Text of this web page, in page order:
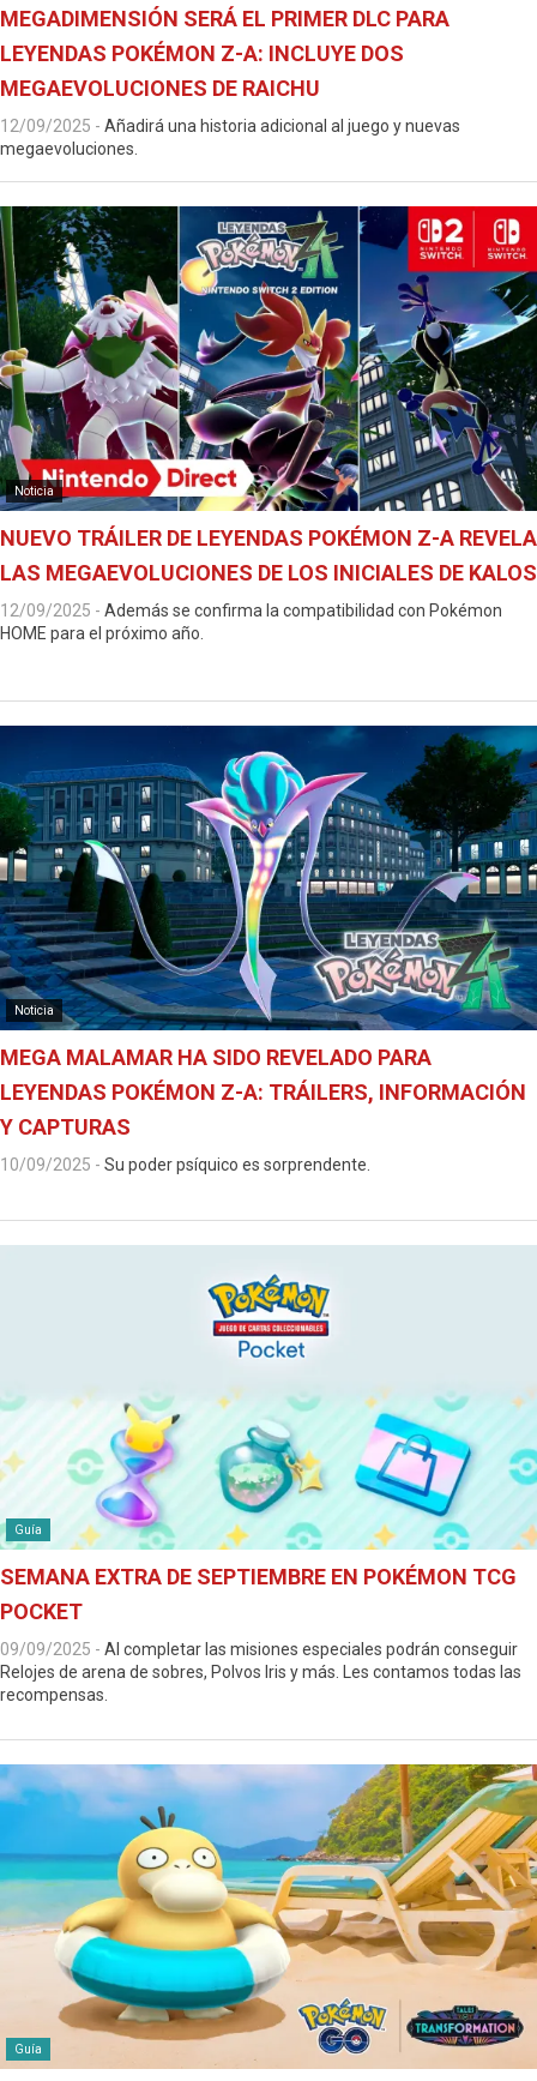
MEGADIMENSIÓN SERÁ EL PRIMER DLC PARA
LEYENDAS POKÉMON Z-A: INCLUYE DOS
MEGAEVOLUCIONES DE RAICHU
12/09/2025 - Añadirá una historia adicional al juego y nuevas
megaevoluciones.
Noticia
NUEVO TRÁILER DE LEYENDAS POKÉMON Z-A REVELA
LAS MEGAEVOLUCIONES DE LOS INICIALES DE KALOS
12/09/2025 - Además se confirma la compatibilidad con Pokémon
HOME para el próximo año.
Noticia
MEGA MALAMAR HA SIDO REVELADO PARA
LEYENDAS POKÉMON Z-A: TRÁILERS, INFORMACIÓN
Y CAPTURAS
10/09/2025 - Su poder psíquico es sorprendente.
Guía
SEMANA EXTRA DE SEPTIEMBRE EN POKÉMON TCG
POCKET
09/09/2025 - Al completar las misiones especiales podrán conseguir
Relojes de arena de sobres, Polvos Iris y más. Les contamos todas las
recompensas.
Guía